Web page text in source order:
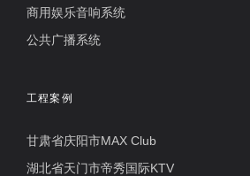
商用娱乐音响系统
公共广播系统
工程案例
甘肃省庆阳市MAX Club
湖北省天门市帝秀国际KTV